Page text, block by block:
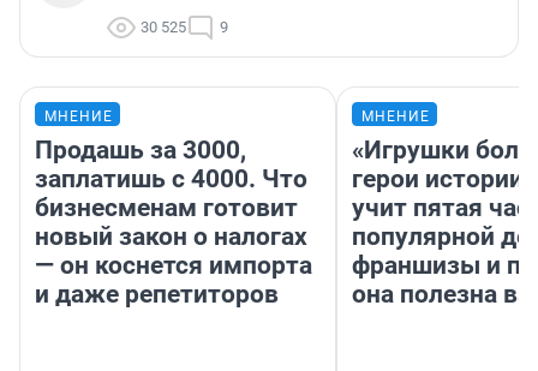
30 525 9
МНЕНИЕ
Продашь за 3000,
заплатишь с 4000. Что
бизнесменам готовит
новый закон о налогах
— он коснется импорта
и даже репетиторов
МНЕНИЕ
«Игрушки
герои
учит пятая
популярной
франшизы и
она полезна